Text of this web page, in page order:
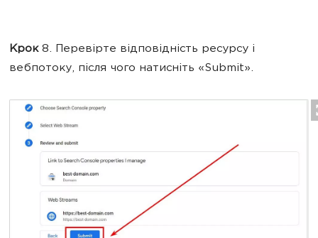
Крок8. Перевірте відповідність ресурсу і
вебпотоку, після чого натисніть «Submit».